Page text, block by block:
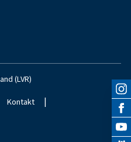
(LVR)
Kontakt |